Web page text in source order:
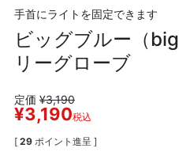
手首にライトを固定できます
ビッグブルー（
リーグローブ
定価 ¥3,190
¥3,190税込
[ 29 ポイント進呈 ]